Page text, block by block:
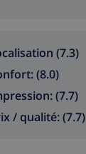
(7.3)
(8.0)
(7.7)
/ qualité: (7.7)